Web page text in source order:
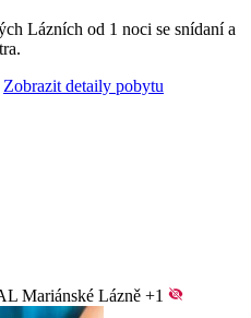
Lázních od 1 noci se snídaní a
Zobrazit detaily pobytu
Mariánské Lázně +1